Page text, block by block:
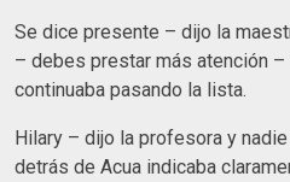
Se dice presente – dijo la
– debes prestar más atención
continuaba pasando la lista.
Hilary – dijo la profesora y
detrás de Acua indicaba